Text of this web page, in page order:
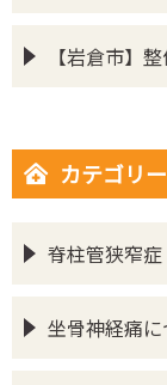
【岩倉市】
カテゴリー
脊柱管狭窄症
坐骨神経痛に